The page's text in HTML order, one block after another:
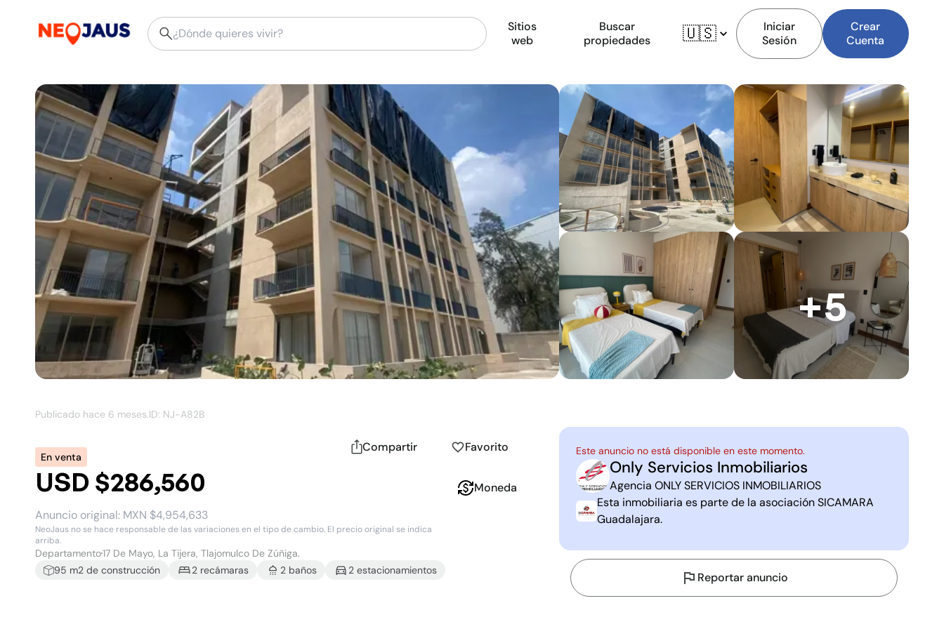
Sitios
web
Buscar
propiedades
🇺🇸
Iniciar
Sesión
Crear
Cuenta
+5
Publicado hace 6 meses.ID: NJ-A82B
En venta
Compartir Favorito
USD $286,560
Anuncio original: MXN $4,954,633
NeoJaus no se hace responsable de las variaciones en el tipo de cambio. El precio original se indica
arriba.
Moneda
Departamento17 De Mayo, La Tijera, Tlajomulco De Zúñiga.
95 m2 de construcción 2 recámaras 2 baños 2 estacionamientos
Este anuncio no está disponible en este momento.
OS Only Servicios Inmobiliarios
AgenciaONLY SERVICIOS INMOBILIARIOS
Esta inmobiliaria es parte de la asociaciónSICAMARA
Guadalajara.
Reportar anuncio